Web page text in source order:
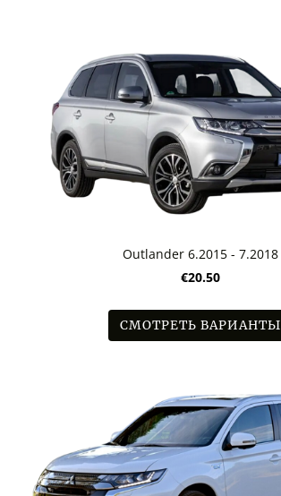
Outlander 6.2015 - 7.2018
€20.50
СМОТРЕТЬ ВАРИАНТЫ